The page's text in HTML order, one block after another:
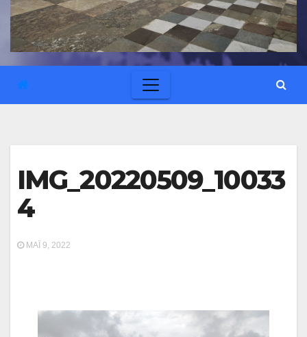
IMG_20220509_10033
4
ΜΆΙ 9, 2022